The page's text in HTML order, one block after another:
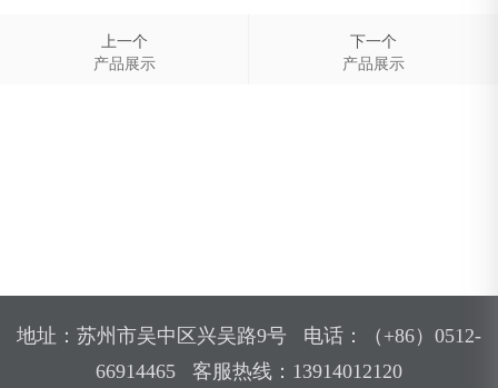
上一个
产品展示
下一个
产品展示
地址：苏州市吴中区兴吴路9号 电话：（+86）0512-
66914465 客服热线：13914012120